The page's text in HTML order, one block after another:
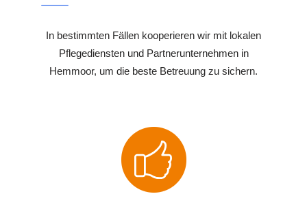
In bestimmten Fällen kooperieren wir mit lokalen
Pflegediensten und Partnerunternehmen in
Hemmoor, um die beste Betreuung zu sichern.